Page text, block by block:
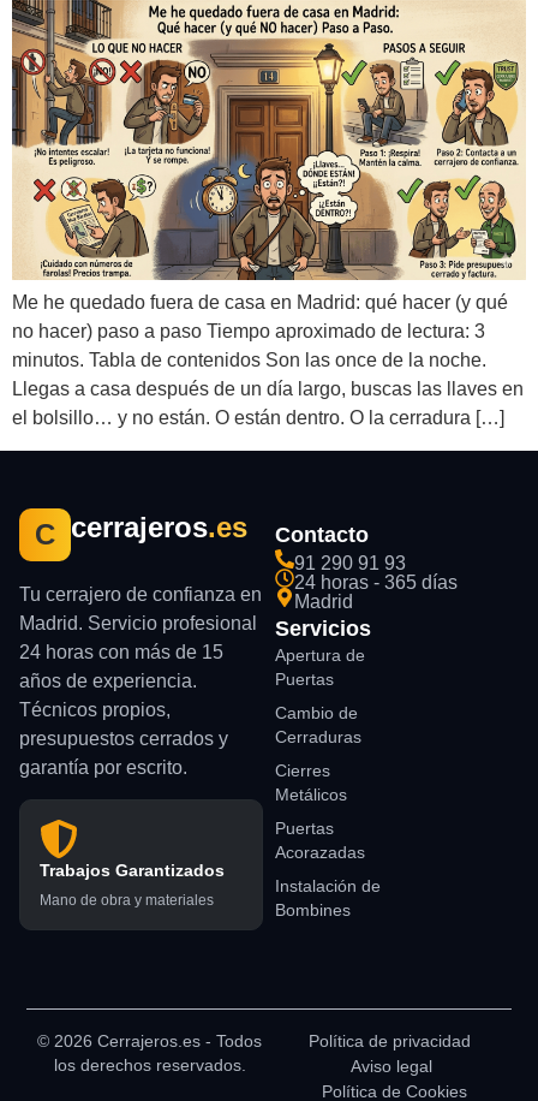
Me he quedado fuera de casa en Madrid: qué hacer (y qué
no hacer) paso a paso Tiempo aproximado de lectura: 3
minutos. Tabla de contenidos Son las once de la noche.
Llegas a casa después de un día largo, buscas las llaves en
el bolsillo… y no están. O están dentro. O la cerradura […]
C cerrajeros.es
Tu cerrajero de confianza en
Madrid. Servicio profesional
24 horas con más de 15
años de experiencia.
Técnicos propios,
presupuestos cerrados y
garantía por escrito.
Trabajos Garantizados
Mano de obra y materiales
Contacto
91 290 91 93
24 horas - 365 días
Madrid
Servicios
Apertura de
Puertas
Cambio de
Cerraduras
Cierres
Metálicos
Puertas
Acorazadas
Instalación de
Bombines
© 2026 Cerrajeros.es - Todos
los derechos reservados.
Política de privacidad
Aviso legal
Política de Cookies